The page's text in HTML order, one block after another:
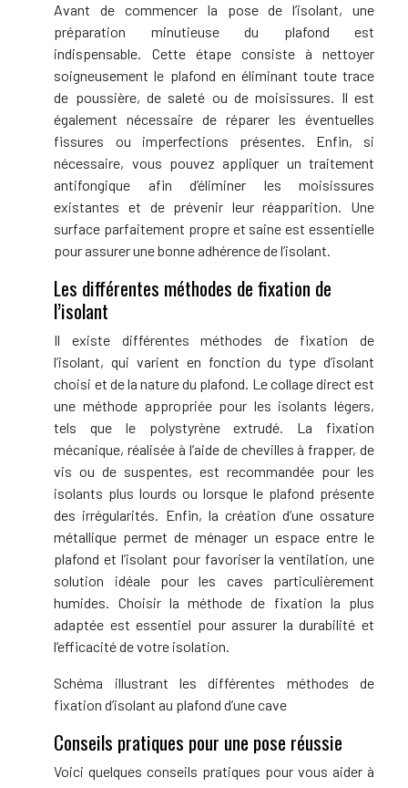
Avant de commencer la pose de l’isolant, une
préparation minutieuse du plafond est
indispensable. Cette étape consiste à nettoyer
soigneusement le plafond en éliminant toute trace
de poussière, de saleté ou de moisissures. Il est
également nécessaire de réparer les éventuelles
fissures ou imperfections présentes. Enfin, si
nécessaire, vous pouvez appliquer un traitement
antifongique afin d’éliminer les moisissures
existantes et de prévenir leur réapparition. Une
surface parfaitement propre et saine est essentielle
pour assurer une bonne adhérence de l’isolant.
Les différentes méthodes de fixation de
l’isolant
Il existe différentes méthodes de fixation de
l’isolant, qui varient en fonction du type d’isolant
choisi et de la nature du plafond. Le collage direct est
une méthode appropriée pour les isolants légers,
tels que le polystyrène extrudé. La fixation
mécanique, réalisée à l’aide de chevilles à frapper, de
vis ou de suspentes, est recommandée pour les
isolants plus lourds ou lorsque le plafond présente
des irrégularités. Enfin, la création d’une ossature
métallique permet de ménager un espace entre le
plafond et l’isolant pour favoriser la ventilation, une
solution idéale pour les caves particulièrement
humides. Choisir la méthode de fixation la plus
adaptée est essentiel pour assurer la durabilité et
l’efficacité de votre isolation.
Schéma illustrant les différentes méthodes de
fixation d’isolant au plafond d’une cave
Conseils pratiques pour une pose réussie
Voici quelques conseils pratiques pour vous aider à